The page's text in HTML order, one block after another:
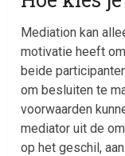
Mediation kan
motivatie heeft
beide
om besluiten te
voorwaarden
mediator uit de
op het geschil,